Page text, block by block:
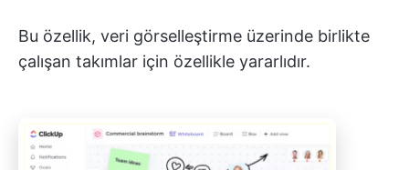
Bu özellik, veri görselleştirme üzerinde birlikte
çalışan takımlar için özellikle yararlıdır.